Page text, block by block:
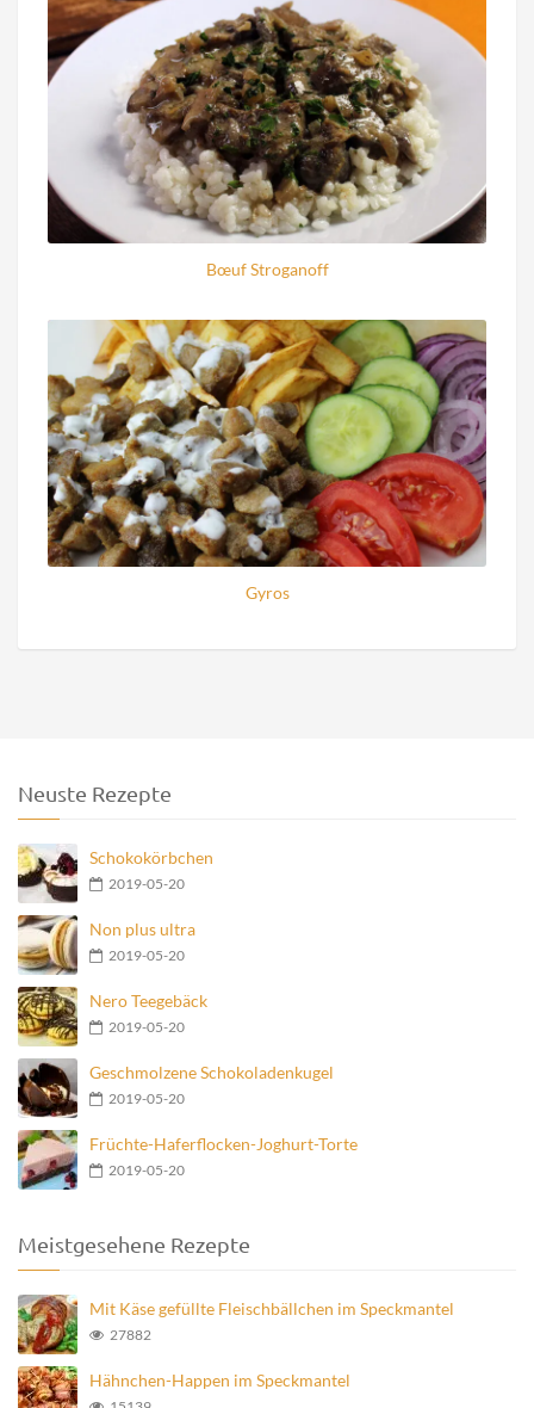
Bœuf Stroganoff
Gyros
Neuste Rezepte
Schokokörbchen
2019-05-20
Non plus ultra
2019-05-20
Nero Teegebäck
2019-05-20
Geschmolzene Schokoladenkugel
2019-05-20
Früchte-Haferflocken-Joghurt-Torte
2019-05-20
Meistgesehene Rezepte
Mit Käse gefüllte Fleischbällchen im Speckmantel
27882
Hähnchen-Happen im Speckmantel